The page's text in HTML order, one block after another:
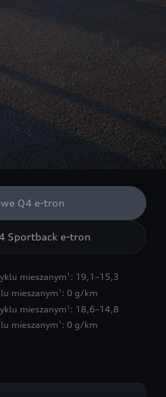
Q4 e-tron
Sportback e-tron
mieszanym 1 : 19,1–15,3
mieszanym 1 : 0 g/km
mieszanym 1 : 18,6–14,8
mieszanym 1 : 0 g/km